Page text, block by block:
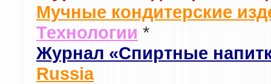
Мучные кондитерские
Технологии *
Журнал «Спиртные
Russia